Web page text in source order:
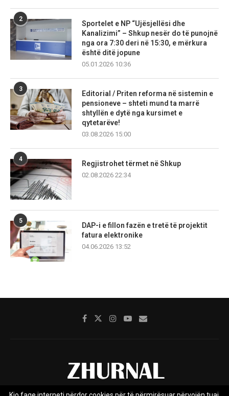
2
Sportelet e NP “Ujësjellësi dhe
Kanalizimi” – Shkup nesër do të punojnë
nga ora 7:30 deri në 15:30, e mërkura
është ditë jopune
05.01.2026 10:36
3
Editorial / Priten reforma në sistemin e
pensioneve – shteti mund ta marrë
shtyllën e dytë nga kursimet e
qytetarëve!
03.08.2026 15:00
4
Regjistrohet tërmet në Shkup
02.08.2026 22:34
5
DAP-i e fillon fazën e tretë të projektit
fatura elektronike
04.06.2026 13:52